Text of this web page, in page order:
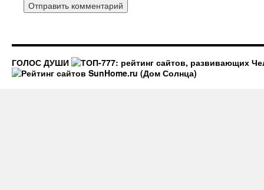
ГОЛОС ДУШИ